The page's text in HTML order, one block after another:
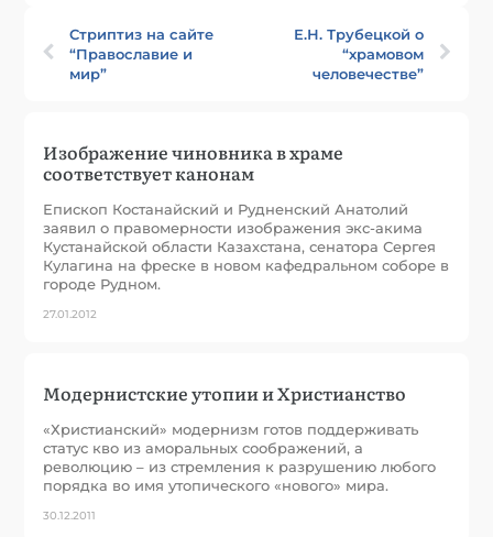
Стриптиз на сайте
“Православие и
мир”
Е.Н. Трубецкой о
“храмовом
человечестве”
Изображение чиновника в храме
соответствует канонам
Епископ Костанайский и Рудненский Анатолий
заявил о правомерности изображения экс-акима
Кустанайской области Казахстана, сенатора Сергея
Кулагина на фреске в новом кафедральном соборе в
городе Рудном.
27.01.2012
Модернистские утопии и Христианство
«Христианский» модернизм готов поддерживать
статус кво из аморальных соображений, а
революцию – из стремления к разрушению любого
порядка во имя утопического «нового» мира.
30.12.2011